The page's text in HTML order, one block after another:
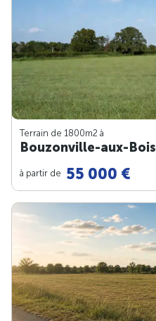
Terrain de 1800m2 à
Bouzonville-aux-Bois
à partir de 55 000 €